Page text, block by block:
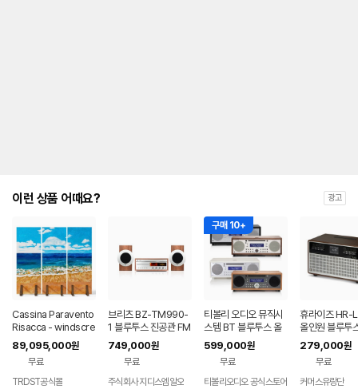
이런 상품 어때요? 광고
Cassina Paravento
Risacca - windscre
en composed of 3
separate panels wi
th integrated Bluet
ooth(r) sp
89,095,000원
무료
TRDST공식몰
브리츠 BZ-TM990-
1 블루투스 진공관 FM
라디오 오디오 스피커
749,000원
무료
주식회사 지디스엠알오
구매 10+
티볼리 오디오 뮤직시
스템 BT 블루투스 올
인원 스피커 우드 스테
레오 CD플레이어 리
모컨
599,000원
무료
티볼리오디오 공식스토어
휴라이즈 HR-
올인원 블루투
커
279,000원
무료
커머스유랑단